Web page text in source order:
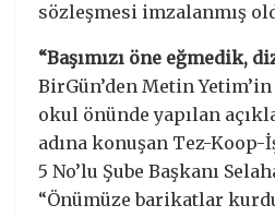
sözleşmesi imzalanmış
“Başımızı öne eğmedik,
BirGün’den Metin
okul önünde yapılan
adına konuşan Tez-Koop-
5 No’lu Şube Başkanı
“Önümüze barikatlar